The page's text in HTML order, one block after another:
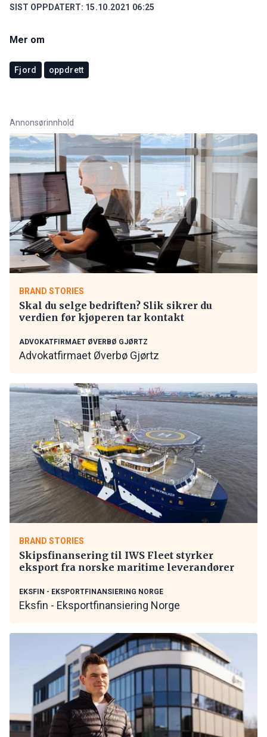
SIST OPPDATERT: 15.10.2021 06:25
Mer om
Fjord oppdrett
Annonsørinnhold
BRAND STORIES
Skal du selge bedriften? Slik sikrer du
verdien før kjøperen tar kontakt
ADVOKATFIRMAET ØVERBØ GJØRTZ
Advokatfirmaet Øverbø Gjørtz
BRAND STORIES
Skipsfinansering til IWS Fleet styrker
eksport fra norske maritime leverandører
EKSFIN - EKSPORTFINANSIERING NORGE
Eksfin - Eksportfinansiering Norge